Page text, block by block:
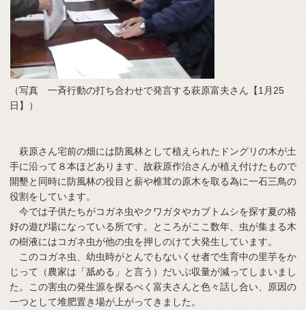
（写真 一斉行動の打ち合わせで発言する萩原富夫さん【1月25
日】）
萩原さん宅前の畑には防風林として植えられたドングリの木が土
手に沿って８本ほどあります、故萩原作治さんが植え付けたもので
開墾と同時に防風林の役目と薪や椎茸の原木を取る為に一石三鳥の
役割をしています。
今では子供たちがコガネ虫やクワガタやカブトムシを探す夏の格
好の遊び場になっている所です。ところがここ数年、虫が集まる木
の樹液にはコガネ虫が他の虫を押しのけて大発生しています。
このコガネ虫、幼虫時がとんでもないくせ者で生育中の里芋をか
じって（農家は「舐める」と言う）だいぶ収量が減ってしまいまし
た。この害虫の発生源を探るべく富夫さんと色々話し合い、原因の
一つとして堆肥置き場が上がってきました。